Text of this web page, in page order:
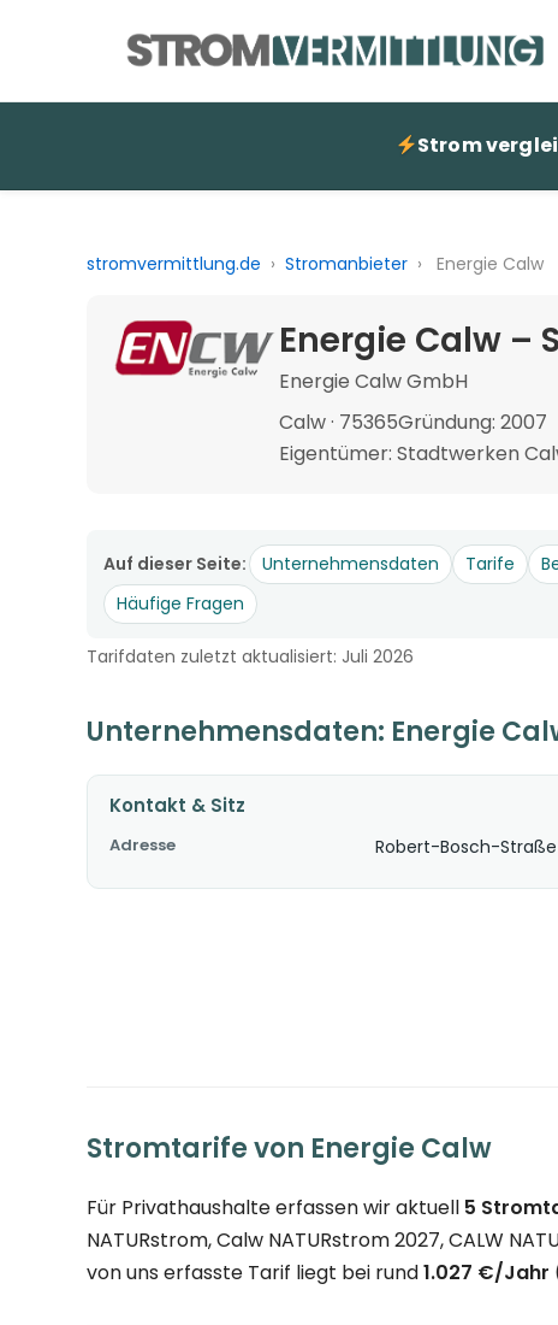
Strom
stromvermittlung.de › Stromanbieter › Energie Calw
Energie Calw –
Energie Calw GmbH
Calw · 75365Gründung: 2007
Eigentümer: Stadtwerken
Auf dieser Seite: Unternehmensdaten Tarife
Häufige Fragen
Tarifdaten zuletzt aktualisiert: Juli 2026
Unternehmensdaten: Energie
Kontakt & Sitz
Adresse Robert-Bosch-
Stromtarife von Energie Calw
Für Privathaushalte erfassen wir aktuell 5
NATURstrom, Calw NATURstrom 2027, CALW
von uns erfasste Tarif liegt bei rund1.027 €/Jahr